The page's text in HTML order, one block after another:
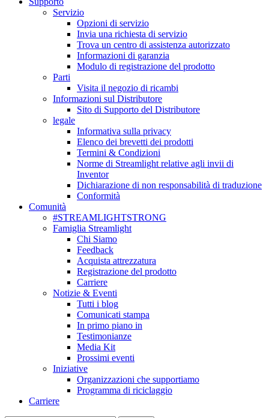
Servizio
Opzioni di servizio
Invia una richiesta di servizio
Trova un centro di assistenza autorizzato
Informazioni di garanzia
Modulo di registrazione del prodotto
Parti
Visita il negozio di ricambi
Informazioni sul Distributore
Sito di Supporto del Distributore
legale
Informativa sulla privacy
Elenco dei brevetti dei prodotti
Termini & Condizioni
Norme di Streamlight relative agli invii di
Inventor
Dichiarazione di non responsabilità di traduzione
Conformità
Comunità
#STREAMLIGHTSTRONG
Famiglia Streamlight
Chi Siamo
Feedback
Acquista attrezzatura
Registrazione del prodotto
Carriere
Notizie & Eventi
Tutti i blog
Comunicati stampa
In primo piano in
Testimonianze
Media Kit
Prossimi eventi
Iniziative
Organizzazioni che supportiamo
Programma di riciclaggio
Carriere